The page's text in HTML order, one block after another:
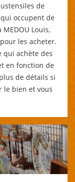
de
occupent de
Louis,
les acheter.
qui achète des
en fonction de
de détails si
le bien et vous